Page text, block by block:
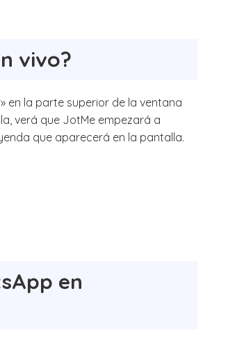
vivo?
en la parte superior de la ventana
verá que JotMe empezará a
que aparecerá en la pantalla.
en